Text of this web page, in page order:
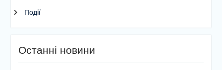
Події
Останні новини